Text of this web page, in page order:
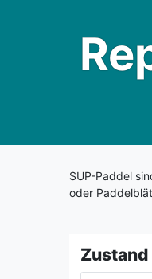
SUP-Paddel
oder
Zustand